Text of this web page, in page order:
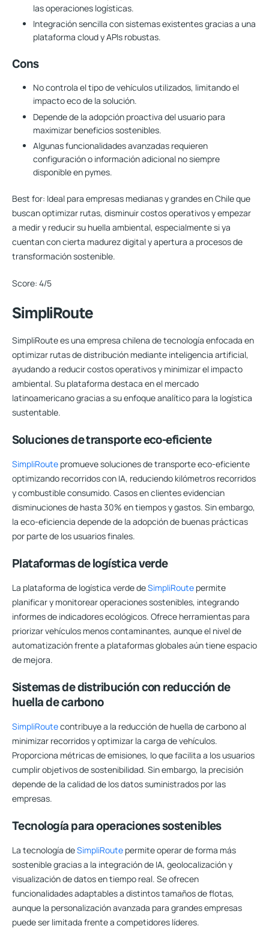
las operaciones logísticas.
Integración sencilla con sistemas existentes gracias a una
plataforma cloud y APIs robustas.
Cons
No controla el tipo de vehículos utilizados, limitando el
impacto eco de la solución.
Depende de la adopción proactiva del usuario para
maximizar beneficios sostenibles.
Algunas funcionalidades avanzadas requieren
configuración o información adicional no siempre
disponible en pymes.
Best for: Ideal para empresas medianas y grandes en Chile que
buscan optimizar rutas, disminuir costos operativos y empezar
a medir y reducir su huella ambiental, especialmente si ya
cuentan con cierta madurez digital y apertura a procesos de
transformación sostenible.
Score: 4/5
SimpliRoute
SimpliRoute es una empresa chilena de tecnología enfocada en
optimizar rutas de distribución mediante inteligencia artificial,
ayudando a reducir costos operativos y minimizar el impacto
ambiental. Su plataforma destaca en el mercado
latinoamericano gracias a su enfoque analítico para la logística
sustentable.
Soluciones de transporte eco-eficiente
SimpliRoute promueve soluciones de transporte eco-eficiente
optimizando recorridos con IA, reduciendo kilómetros recorridos
y combustible consumido. Casos en clientes evidencian
disminuciones de hasta 30% en tiempos y gastos. Sin embargo,
la eco-eficiencia depende de la adopción de buenas prácticas
por parte de los usuarios finales.
Plataformas de logística verde
La plataforma de logística verde deSimpliRoute permite
planificar y monitorear operaciones sostenibles, integrando
informes de indicadores ecológicos. Ofrece herramientas para
priorizar vehículos menos contaminantes, aunque el nivel de
automatización frente a plataformas globales aún tiene espacio
de mejora.
Sistemas de distribución con reducción de
huella de carbono
SimpliRoutecontribuye a la reducción de huella de carbono al
minimizar recorridos y optimizar la carga de vehículos.
Proporciona métricas de emisiones, lo que facilita a los usuarios
cumplir objetivos de sostenibilidad. Sin embargo, la precisión
depende de la calidad de los datos suministrados por las
empresas.
Tecnología para operaciones sostenibles
La tecnología deSimpliRoute permite operar de forma más
sostenible gracias a la integración de IA, geolocalización y
visualización de datos en tiempo real. Se ofrecen
funcionalidades adaptables a distintos tamaños de flotas,
aunque la personalización avanzada para grandes empresas
puede ser limitada frente a competidores líderes.